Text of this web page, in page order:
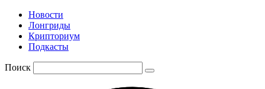
Новости
Лонгриды
Крипториум
Подкасты
Поиск